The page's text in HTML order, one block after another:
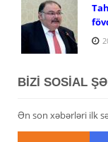
BİZİ SOSİAL
Ən son xəbərləri ilk